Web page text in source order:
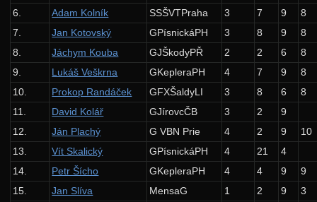
6.
Adam Kolník SSŠVTPraha 3 7 9
8
7.
Jan Kotovský GPísnickáPH 3 8 9
8
8.
Jáchym Kouba GJŠkodyPŘ 2 2 6
8
9.
Lukáš Veškrna GKepleraPH 4 7 9
8
10.
Prokop Randáček GFXŠaldyLI 3 8 6
8
11.
David Kolář GJírovcČB 3 2
9
12.
Ján Plachý G VBN Prie 4 2 9
10
13.
Vít Skalický GPísnickáPH 4 21
4
14.
Petr Šícho GKepleraPH 4 4 9
9
15.
Jan Slíva MensaG 1 2 9
3
Výsledky
Zadání 2. série
Řešení
Výsledky
Výsledky soutěžní úlohy
Zadání 3. série
Řešení
Výsledky